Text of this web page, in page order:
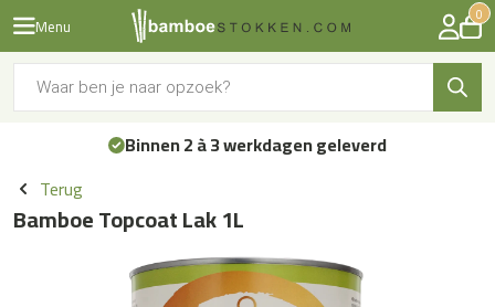
Menu 0
Producten
zoeken
Binnen 2 à 3 werkdagen geleverd
Terug
Bamboe Topcoat Lak 1L